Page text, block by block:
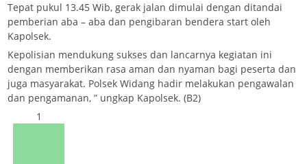
Tepat pukul 13.45 Wib, gerak jalan dimulai dengan ditandai
pemberian aba – aba dan pengibaran bendera start oleh
Kapolsek.
Kepolisian mendukung sukses dan lancarnya kegiatan ini
dengan memberikan rasa aman dan nyaman bagi peserta dan
juga masyarakat. Polsek Widang hadir melakukan pengawalan
dan pengamanan, ” ungkap Kapolsek. (B2)
1